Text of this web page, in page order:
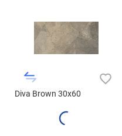
Diva Brown 30x60